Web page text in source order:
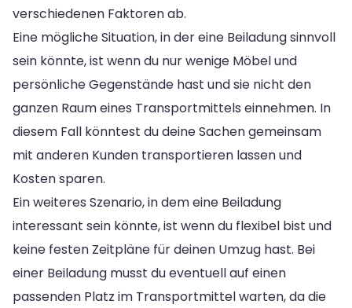
verschiedenen Faktoren ab.
Eine mögliche Situation, in der eine Beiladung sinnvoll
sein könnte, ist wenn du nur wenige Möbel und
persönliche Gegenstände hast und sie nicht den
ganzen Raum eines Transportmittels einnehmen. In
diesem Fall könntest du deine Sachen gemeinsam
mit anderen Kunden transportieren lassen und
Kosten sparen.
Ein weiteres Szenario, in dem eine Beiladung
interessant sein könnte, ist wenn du flexibel bist und
keine festen Zeitpläne für deinen Umzug hast. Bei
einer Beiladung musst du eventuell auf einen
passenden Platz im Transportmittel warten, da die